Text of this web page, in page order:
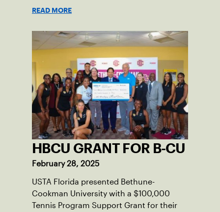
READ MORE
HBCU GRANT FOR B-CU
February 28, 2025
USTA Florida presented Bethune-
Cookman University with a $100,000
Tennis Program Support Grant for their